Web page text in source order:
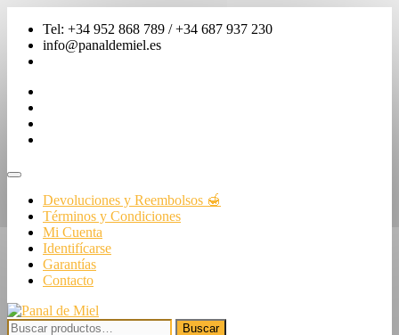
contenido
Tel: +34 952 868 789 / +34 687 937 230
info@panaldemiel.es
Menú
barra
superior
Devoluciones y Reembolsos 🍯
Términos y Condiciones
Mi Cuenta
Identifícarse
Garantías
Contacto
Buscar
Buscar